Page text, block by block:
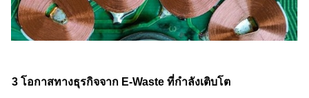
3 โอกาสทางธุรกิจจาก E-Waste ที่กำลังเติบโต